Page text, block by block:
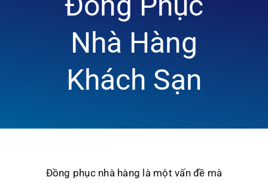
Nhà Hàng
Khách Sạn
Đồng phục nhà hàng là một vấn đề mà